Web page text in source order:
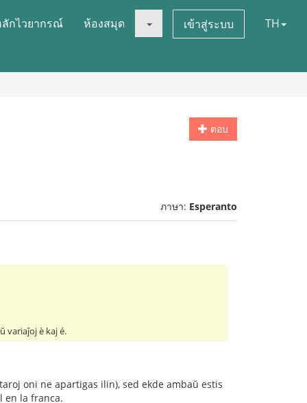
กไวยากรณ์ ห้องสมุด เข้าสู่ระบบ TH
ตอบ
ภาษา: Esperanto
variaĵoj è kaj é.
oni ne apartigas ilin), sed ekde ambaŭ estis
en la franca.